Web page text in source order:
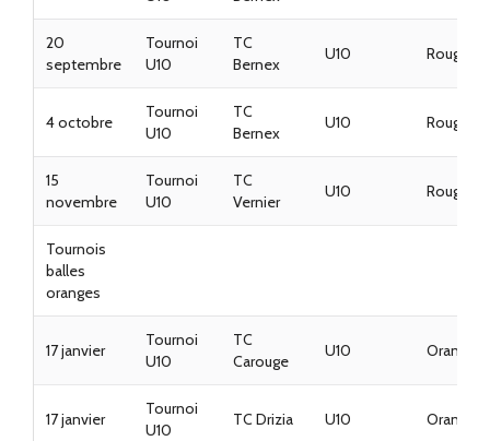
20
septembre
Tournoi
U10
TC
Bernex
U10 Rouges
4 octobre
Tournoi
U10
TC
Bernex
U10 Rouges
15
novembre
Tournoi
U10
TC
Vernier
U10 Rouges
Tournois
balles
oranges
17 janvier
Tournoi
U10
TC
Carouge
U10 Oranges
17 janvier
Tournoi
U10
TC Drizia U10 Oranges